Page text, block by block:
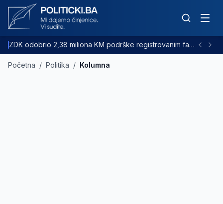
ZDK odobrio 2,38 miliona KM podrške registrovanim farmama goveda
Početna / Politika / Kolumna